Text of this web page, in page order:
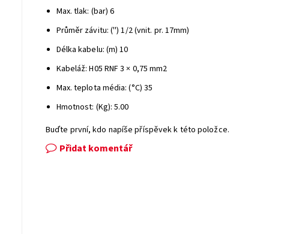
Max. tlak: (bar) 6
Průměr závitu: ('') 1/2 (vnit. pr. 17mm)
Délka kabelu: (m) 10
Kabeláž: H05 RNF 3 × 0,75 mm2
Max. teplota média: (°C) 35
Hmotnost: (Kg): 5.00
Buďte první, kdo napíše příspěvek k této položce.
Přidat komentář